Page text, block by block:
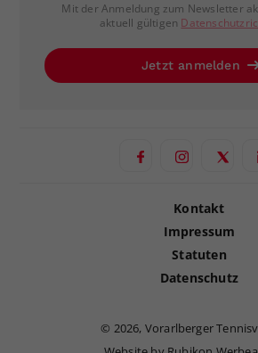
Mit der Anmeldung zum Newsletter
aktuell gültigen
Jetzt anmelden
Kontakt
Impressum
Statuten
Datenschutz
© 2026, Vorarlberger